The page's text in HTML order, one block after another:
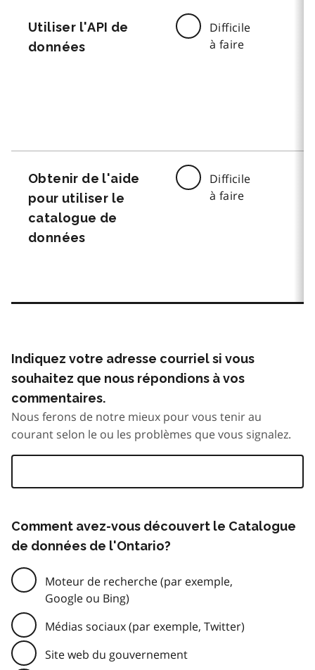
Utiliser l'API de
données
Difficile
à faire
Obtenir de l'aide
pour utiliser le
catalogue de
données
Difficile
à faire
Indiquez votre adresse courriel si vous
souhaitez que nous répondions à vos
commentaires.
Nous ferons de notre mieux pour vous tenir au
courant selon le ou les problèmes que vous signalez.
Comment avez-vous découvert le Catalogue
de données de l'Ontario?
Moteur de recherche (par exemple,
Google ou Bing)
Médias sociaux (par exemple, Twitter)
Site web du gouvernement